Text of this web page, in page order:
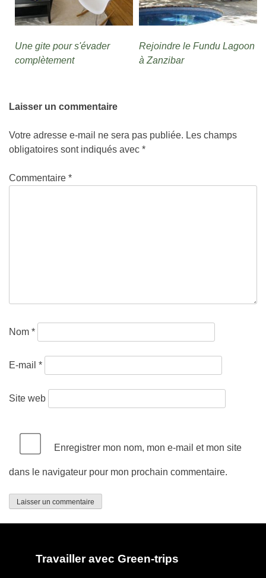
Une gite pour s'évader
complètement
Rejoindre le Fundu Lagoon
à Zanzibar
Laisser un commentaire
Votre adresse e-mail ne sera pas publiée. Les champs
obligatoires sont indiqués avec *
Commentaire *
Nom *
E-mail *
Site web
Enregistrer mon nom, mon e-mail et mon site
dans le navigateur pour mon prochain commentaire.
Travailler avec Green-trips